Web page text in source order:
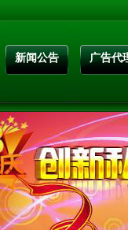
新闻公告 广告代